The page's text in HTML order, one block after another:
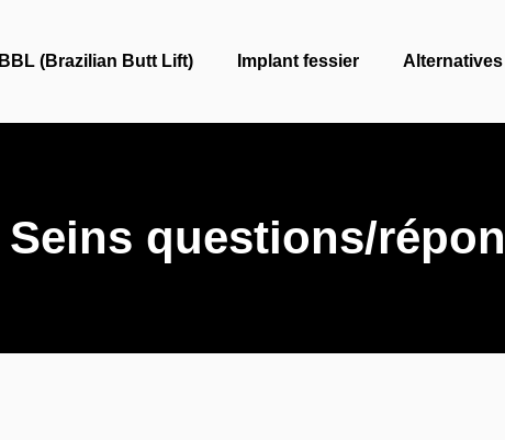
BBL (Brazilian Butt Lift) Implant fessier
Seins questions/